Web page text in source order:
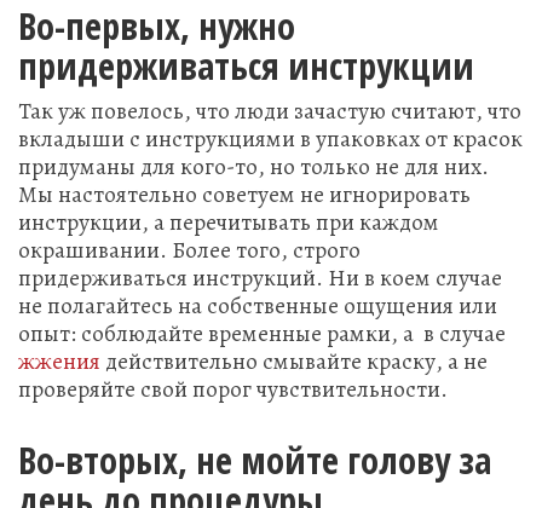
Во-первых, нужно
придерживаться инструкции
Так уж повелось, что люди зачастую считают, что
вкладыши с инструкциями в упаковках от красок
придуманы для кого-то, но только не для них.
Мы настоятельно советуем не игнорировать
инструкции, а перечитывать при каждом
окрашивании. Более того, строго
придерживаться инструкций. Ни в коем случае
не полагайтесь на собственные ощущения или
опыт: соблюдайте временные рамки, а в случае
жжения действительно смывайте краску, а не
проверяйте свой порог чувствительности.
Во-вторых, не мойте голову за